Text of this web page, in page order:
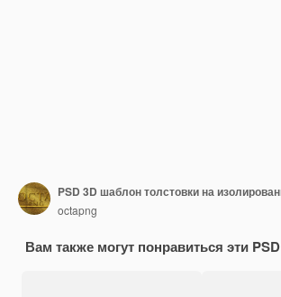
octapng
Вам также могут понравиться эти PSD